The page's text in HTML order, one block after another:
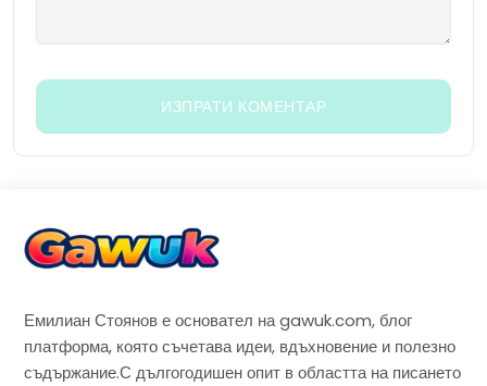
Емилиан Стоянов е основател на gawuk.com, блог
платформа, която съчетава идеи, вдъхновение и полезно
съдържание.С дългогодишен опит в областта на писането